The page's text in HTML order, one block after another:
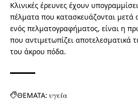
Κλινικές έρευνες έχουν
πέλματα που κατασκευάζονται μετά
ενός πελματογραφήματος, είναι η
που αντιμετωπίζει αποτελεσματικά
του άκρου πόδα.
ΘΕΜΑΤΑ: υγεία